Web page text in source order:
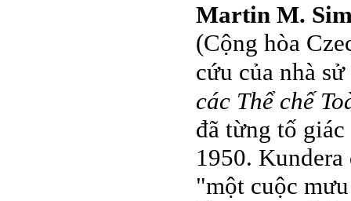
Martin M.
(Cộng hòa
cứu của nhà
các Thể chế
đã từng tố
1950.
"một cuộc